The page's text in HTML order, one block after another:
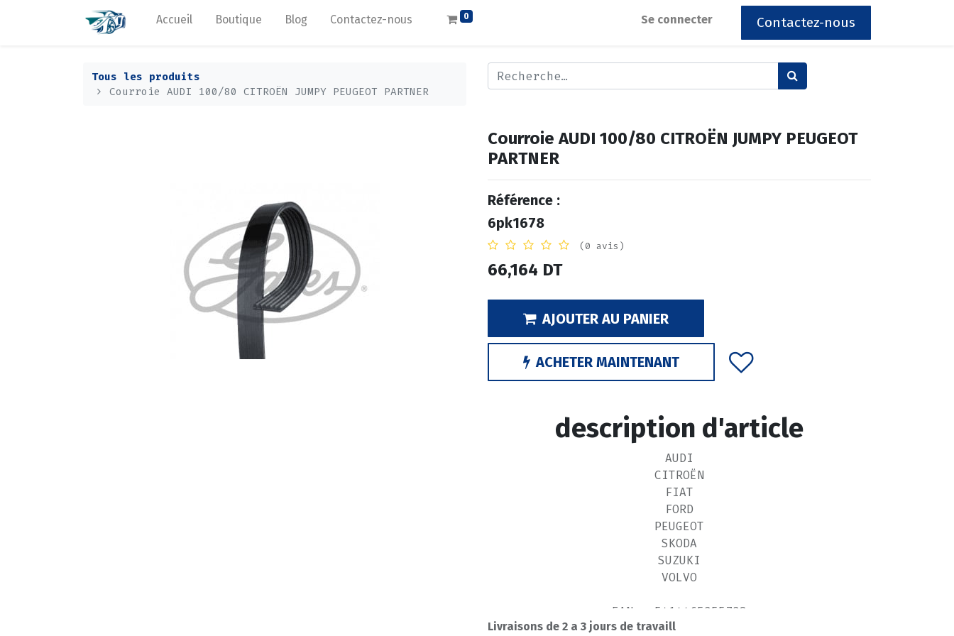
Accueil Boutique Blog Contactez-nous 0 Se connecter Contactez-nous
Tous les produits
Courroie AUDI 100/80 CITROËN JUMPY PEUGEOT PARTNER
Courroie AUDI 100/80 CITROËN JUMPY PEUGEOT
PARTNER
Référence :
6pk1678
(0 avis)
66,164 DT
AJOUTER AU PANIER
ACHETER MAINTENANT
description d'article
AUDI
CITROËN
FIAT
FORD
PEUGEOT
SKODA
SUZUKI
VOLVO
EAN : 5414465355738
Livraisons de 2 a 3 jours de travaill